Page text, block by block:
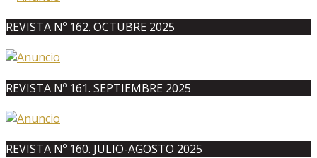
REVISTA Nº 162. OCTUBRE 2025
REVISTA Nº 161. SEPTIEMBRE 2025
REVISTA Nº 160. JULIO-AGOSTO 2025